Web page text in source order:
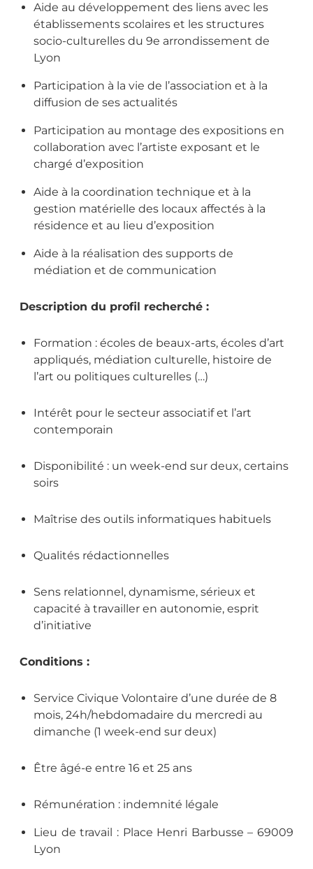
Aide au développement des liens avec les
établissements scolaires et les structures
socio-culturelles du 9e arrondissement de
Lyon
Participation à la vie de l’association et à la
diffusion de ses actualités
Participation au montage des expositions en
collaboration avec l’artiste exposant et le
chargé d’exposition
Aide à la coordination technique et à la
gestion matérielle des locaux affectés à la
résidence et au lieu d’exposition
Aide à la réalisation des supports de
médiation et de communication
Description du profil recherché :
Formation : écoles de beaux-arts, écoles d’art
appliqués, médiation culturelle, histoire de
l’art ou politiques culturelles (…)
Intérêt pour le secteur associatif et l’art
contemporain
Disponibilité : un week-end sur deux, certains
soirs
Maîtrise des outils informatiques habituels
Qualités rédactionnelles
Sens relationnel, dynamisme, sérieux et
capacité à travailler en autonomie, esprit
d’initiative
Conditions :
Service Civique Volontaire d’une durée de 8
mois, 24h/hebdomadaire du mercredi au
dimanche (1 week-end sur deux)
Être âgé-e entre 16 et 25 ans
Rémunération : indemnité légale
Lieu de travail : Place Henri Barbusse – 69009
Lyon